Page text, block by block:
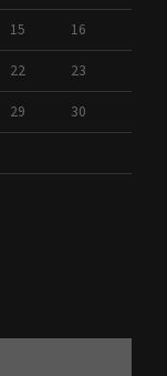
15 16
22 23
29 30